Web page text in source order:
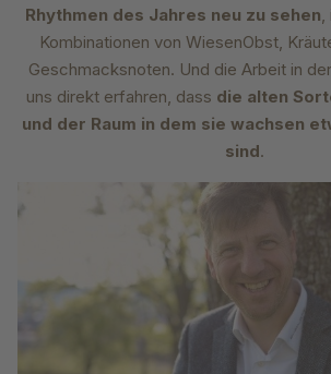
Rhythmen des Jahres neu zu sehen,
Kombinationen von WiesenObst,
Geschmacksnoten. Und die Arbeit in
uns direkt erfahren, dass die alten
und der Raum in dem sie wachsen
sind.